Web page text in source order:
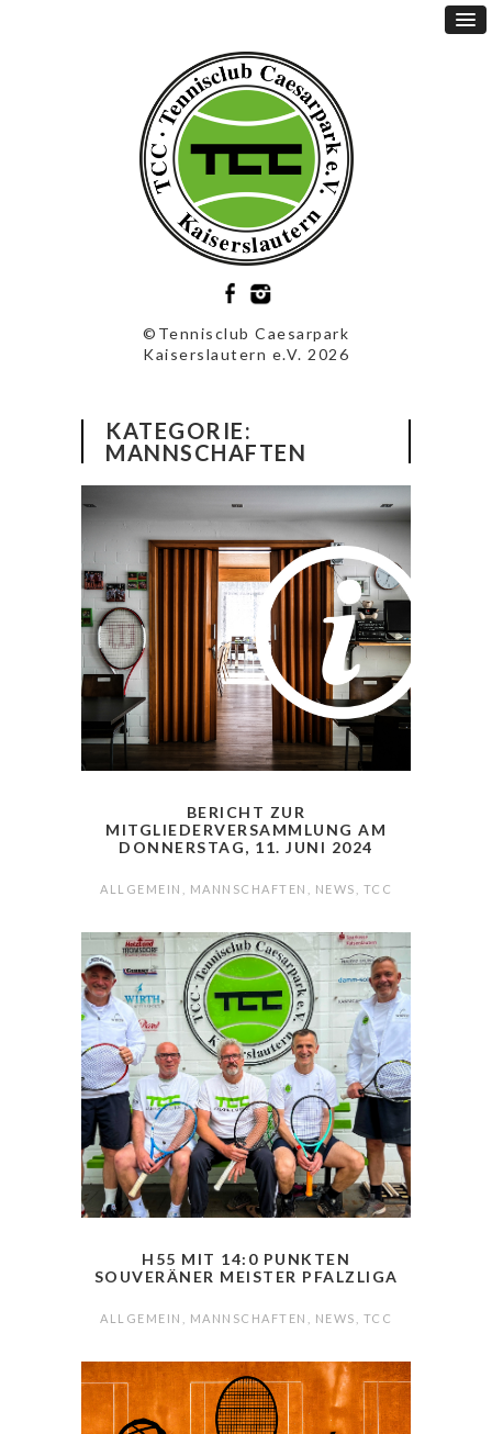
©Tennisclub Caesarpark
Kaiserslautern e.V. 2026
KATEGORIE:
MANNSCHAFTEN
BERICHT ZUR
MITGLIEDERVERSAMMLUNG AM
DONNERSTAG, 11. JUNI 2024
ALLGEMEIN MANNSCHAFTEN NEWS TCC
H55 MIT 14:0 PUNKTEN
SOUVERÄNER MEISTER PFALZLIGA
ALLGEMEIN MANNSCHAFTEN NEWS TCC